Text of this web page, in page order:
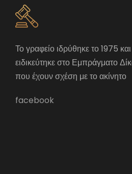
Το γραφείο ιδρύθηκε το 1975
ειδικεύτηκε στο Εμπράγματο
που έχουν σχέση με το ακίνητο
facebook